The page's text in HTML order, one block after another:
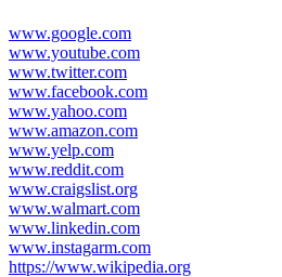
www.google.com
www.youtube.com
www.twitter.com
www.facebook.com
www.yahoo.com
www.amazon.com
www.yelp.com
www.reddit.com
www.craigslist.org
www.walmart.com
www.linkedin.com
www.instagarm.com
https://www.wikipedia.org